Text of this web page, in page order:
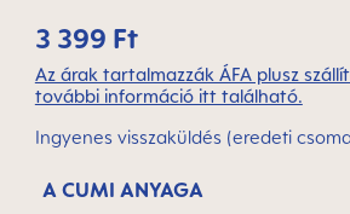
3 399 Ft
Az árak tartalmazzák ÁFA plusz
további információ itt található.
Ingyenes visszaküldés (eredeti
A CUMI ANYAGA